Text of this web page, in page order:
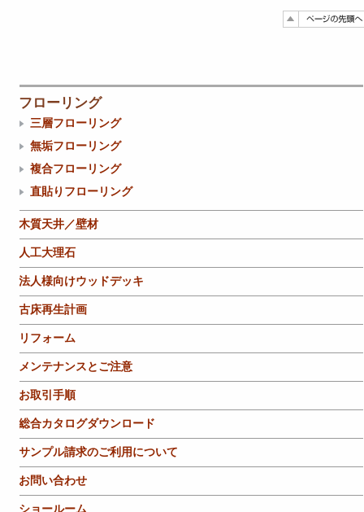
フローリング
三層フローリング
無垢フローリング
複合フローリング
直貼りフローリング
木質天井／壁材
人工大理石
法人様向けウッドデッキ
古床再生計画
リフォーム
メンテナンスとご注意
お取引手順
総合カタログダウンロード
サンプル請求のご利用について
お問い合わせ
ショールーム